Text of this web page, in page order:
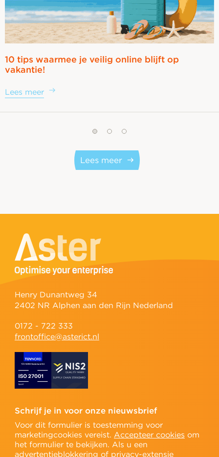
10 tips waarmee je veilig online blijft op
vakantie!
Lees meer
Lees meer
Henry Dunantweg 34
2402 NR Alphen aan den Rijn Nederland
0172 - 722 333
frontoffice@asterict.nl
Schrijf je in voor onze nieuwsbrief
Voor dit formulier is toestemming voor
marketingcookies vereist. Accepteer cookies om
het formulier te bekijken. Als u een
advertentieblokkering of privacy-extensie